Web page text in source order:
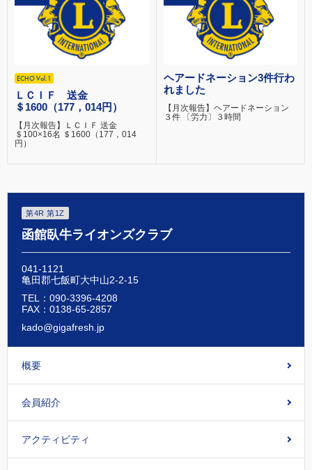
ECHO Vol.1
ＬＣＩＦ 送金
＄1600（177，014円）
【月次報告】ＬＣＩＦ 送金
＄100×16名 ＄1600（177，014
円）
ヘアードネーション3件行わ
れました
【月次報告】ヘアードネーション
３件 〔労力〕３時間
第4R 第1Z
函館臥牛ライオンズクラブ
041-1121
亀田郡七飯町大中山2-2-15
TEL：090-3396-4208
FAX：0138-65-2857
kado@gigafresh.jp
概要
会員紹介
アクティビティ